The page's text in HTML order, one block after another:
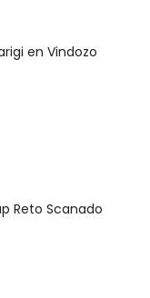
en Vindozo
Reto Scanado